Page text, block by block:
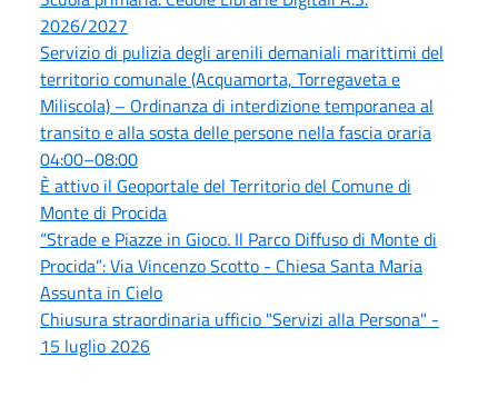
2026/2027
Servizio di pulizia degli arenili demaniali marittimi del
territorio comunale (Acquamorta, Torregaveta e
Miliscola) – Ordinanza di interdizione temporanea al
transito e alla sosta delle persone nella fascia oraria
04:00–08:00
È attivo il Geoportale del Territorio del Comune di
Monte di Procida
“Strade e Piazze in Gioco. Il Parco Diffuso di Monte di
Procida”: Via Vincenzo Scotto - Chiesa Santa Maria
Assunta in Cielo
Chiusura straordinaria ufficio "Servizi alla Persona" -
15 luglio 2026